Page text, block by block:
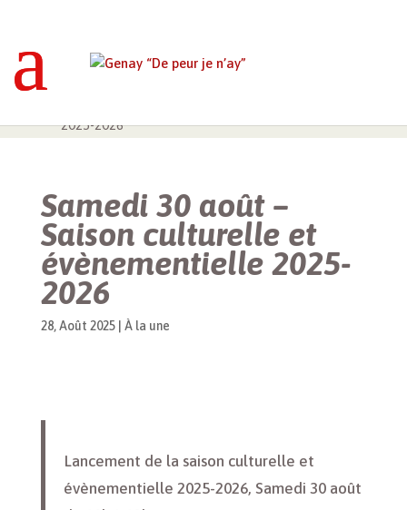
2025-2026
Samedi 30 août –
Saison culturelle et
évènementielle 2025-
2026
28, Août 2025| À la une
Lancement de la saison culturelle et
évènementielle 2025-2026, Samedi 30 août